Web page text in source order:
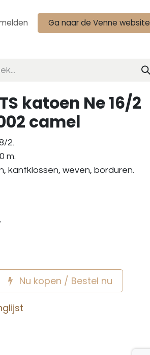
Ga naar de Venne website
katoen Ne 16/2
camel
2.
m.
kantklossen, weven, borduren.
Nu kopen / Bestel nu